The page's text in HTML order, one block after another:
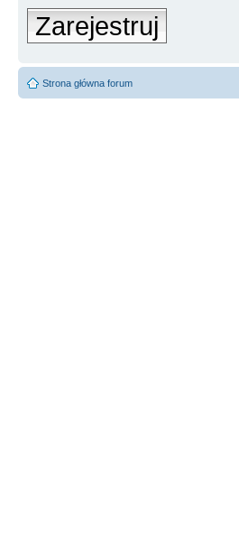
Zarejestruj
Strona główna forum